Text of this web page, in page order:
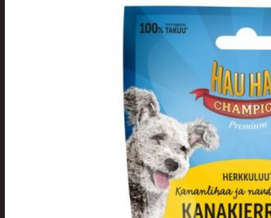
Kausituotteet
Joulu
Joulu- ja kausivalot
Eläimet ja
tontut
Kyntteliköt
Valoketjut ja
kuusenvalot
Joulukoristeet
Kranssit ja
asetelmat
Tontut ja
muut
Joulutekstiilit
Paketointi
Marjastus